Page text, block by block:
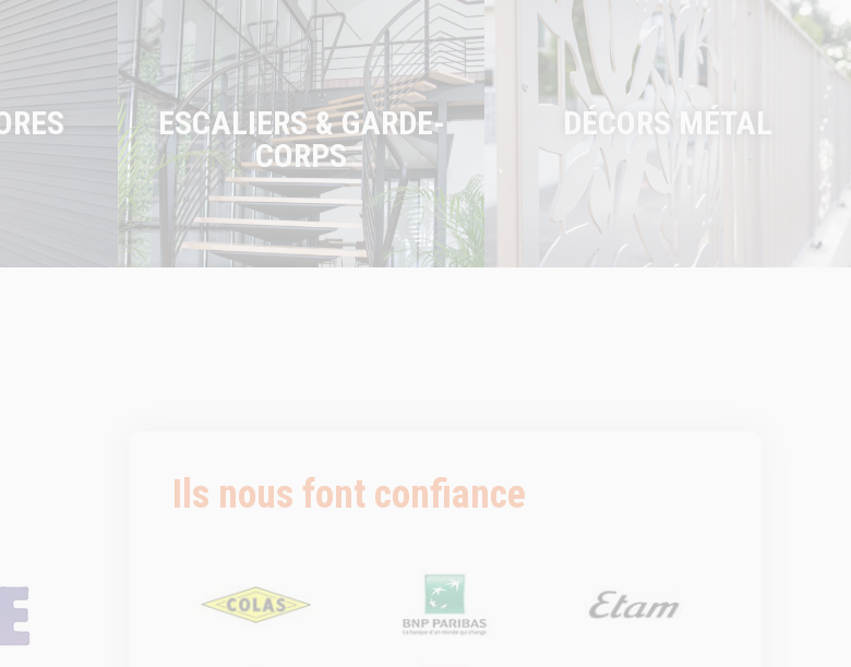
ESCALIERS & GARDE-
CORPS
DÉCORS MÉTAL
Ils nous font confiance